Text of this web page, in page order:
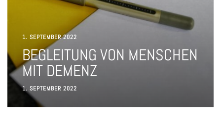
1. SEPTEMBER 2022
BEGLEITUNG VON MENSCHEN
MIT DEMENZ
1. SEPTEMBER 2022